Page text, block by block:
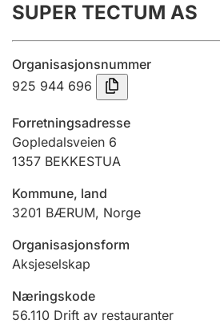
Årsregnskap
Innsending og forsinkelsesgebyr
Jeger
Ektepaktveileder
Offentlig sektor
SUPER TECTUM AS
Organisasjonsnummer
925 944 696
Forretningsadresse
Gopledalsveien 6
1357 BEKKESTUA
Kommune, land
3201 BÆRUM, Norge
Organisasjonsform
Aksjeselskap
Næringskode
56.110 Drift av restauranter